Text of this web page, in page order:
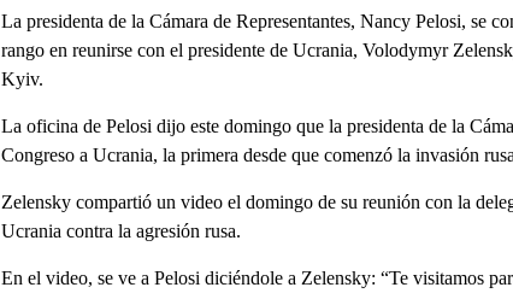
La presidenta de la Cámara de Representantes, Nancy Pelosi, se
rango en reunirse con el presidente de Ucrania, Volodymyr
Kyiv.
La oficina de Pelosi dijo este domingo que la presidenta de la
Congreso a Ucrania, la primera desde que comenzó la invasión
Zelensky compartió un video el domingo de su reunión con la
Ucrania contra la agresión rusa.
En el video, se ve a Pelosi diciéndole a Zelensky: “Te visitamos